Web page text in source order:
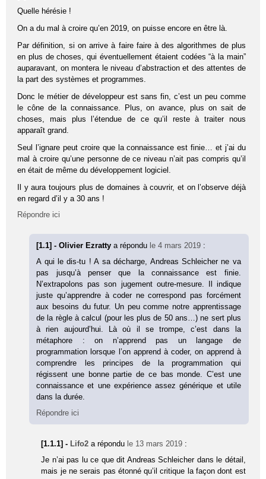
Quelle hérésie !
On a du mal à croire qu’en 2019, on puisse encore en être là.
Par définition, si on arrive à faire faire à des algorithmes de plus
en plus de choses, qui éventuellement étaient codées “à la main”
auparavant, on montera le niveau d’abstraction et des attentes de
la part des systèmes et programmes.
Donc le métier de développeur est sans fin, c’est un peu comme
le cône de la connaissance. Plus, on avance, plus on sait de
choses, mais plus l’étendue de ce qu’il reste à traiter nous
apparaît grand.
Seul l’ignare peut croire que la connaissance est finie… et j’ai du
mal à croire qu’une personne de ce niveau n’ait pas compris qu’il
en était de même du développement logiciel.
Il y aura toujours plus de domaines à couvrir, et on l’observe déjà
en regard d’il y a 30 ans !
Répondre ici
[1.1] - Olivier Ezrattya répondu le 4 mars 2019 :
A qui le dis-tu ! A sa décharge, Andreas Schleicher ne va
pas jusqu’à penser que la connaissance est finie.
N’extrapolons pas son jugement outre-mesure. Il indique
juste qu’apprendre à coder ne correspond pas forcément
aux besoins du futur. Un peu comme notre apprentissage
de la règle à calcul (pour les plus de 50 ans…) ne sert plus
à rien aujourd’hui. Là où il se trompe, c’est dans la
métaphore : on n’apprend pas un langage de
programmation lorsque l’on apprend à coder, on apprend à
comprendre les principes de la programmation qui
régissent une bonne partie de ce bas monde. C’est une
connaissance et une expérience assez générique et utile
dans la durée.
Répondre ici
[1.1.1] - Lifo2 a répondu le 13 mars 2019 :
Je n’ai pas lu ce que dit Andreas Schleicher dans le détail,
mais je ne serais pas étonné qu’il critique la façon dont est